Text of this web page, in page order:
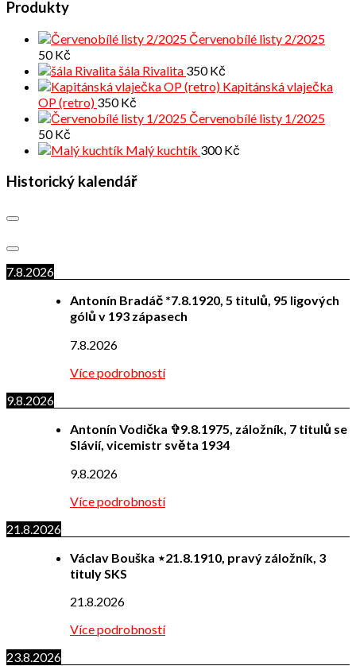
Produkty
Červenobílé listy 2/2025
50Kč
šála Rivalita 350Kč
Kapitánská vlaječka
OP (retro) 350Kč
Červenobílé listy 1/2025
50Kč
Malý kuchtík 300Kč
Historický kalendář
7.8.2026
Antonín Bradáč *7.8.1920, 5 titulů, 95 ligových
gólů v 193 zápasech
7.8.2026
Více podrobností
9.8.2026
Antonín Vodička ✞9.8.1975, záložník, 7 titulů se
Slávií, vicemistr světa 1934
9.8.2026
Více podrobností
21.8.2026
Václav Bouška ⋆21.8.1910, pravý záložník, 3
tituly SKS
21.8.2026
Více podrobností
23.8.2026